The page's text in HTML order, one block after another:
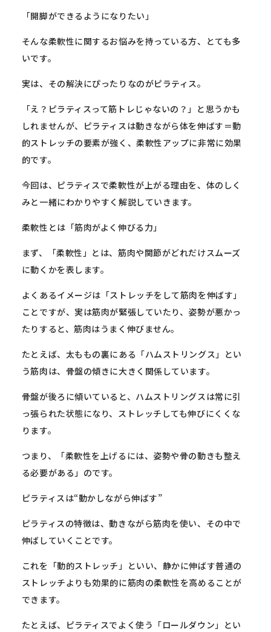
「開脚ができるようになりたい」
そんな柔軟性に関するお悩みを持っている方、とても多
いです。
実は、その解決にぴったりなのがピラティス。
「え？ピラティスって筋トレじゃないの？」 と思うかも
しれませんが、ピラティスは動きながら体を伸ばす＝動
的ストレッチの要素が強く、柔軟性アップに非常に効果
的です。
今回は、ピラティスで柔軟性が上がる理由を、 体のしく
みと一緒にわかりやすく解説していきます。
柔軟性とは「筋肉がよく伸びる力」
まず、「柔軟性」とは、筋肉や関節がどれだけスムーズ
に動くかを表します。
よくあるイメージは「ストレッチをして筋肉を伸ばす」
ことですが、実は筋肉が緊張していたり、 姿勢が悪かっ
たりすると、筋肉はうまく伸びません。
たとえば、太ももの裏にある「ハムストリングス」とい
う筋肉は、 骨盤の傾きに大きく関係しています。
骨盤が後ろに傾いていると、 ハムストリングスは常に引
っ張られた状態になり、 ストレッチしても伸びにくくな
ります。
つまり、「柔軟性を上げるには、 姿勢や骨の動きも整え
る必要がある」のです。
ピラティスは“動かしながら伸ばす”
ピラティスの特徴は、動きながら筋肉を使い、 その中で
伸ばしていくことです。
これを「動的ストレッチ」といい、 静かに伸ばす普通の
ストレッチよりも効果的に筋肉の柔軟性を高めることが
できます。
たとえば、ピラティスでよく使う「ロールダウン」 とい